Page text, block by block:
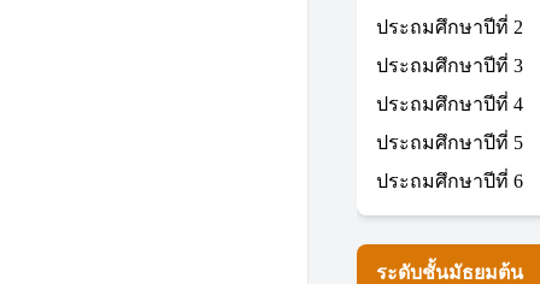
ประถมศึกษาปีที่ 2
ประถมศึกษาปีที่ 3
ประถมศึกษาปีที่ 4
ประถมศึกษาปีที่ 5
ประถมศึกษาปีที่ 6
ระดับชั้นมัธยมต้น